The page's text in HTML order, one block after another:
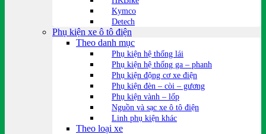
Kymco
Detech
Phụ kiện xe ô tô điện
Theo danh mục
Phụ kiện hệ thống lái
Phụ kiện hệ thống ga – phanh
Phụ kiện động cơ xe điện
Phụ kiện đèn – còi – gương
Phụ kiện vành – lốp
Nguồn và sạc xe ô tô điện
Linh phụ kiện khác
Theo loại xe